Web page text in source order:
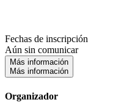
Fechas de inscripción
Aún sin comunicar
Más información
Más información
Organizador